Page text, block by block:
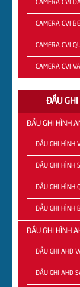
CAMERA CVI
CAMERA CVI
CAMERA CVI
CAMERA CVI
ĐẦU
ĐẦU GHI HÌNH
ĐẦU GHI HÌNH
ĐẦU GHI HÌNH
ĐẦU GHI HÌNH
ĐẦU GHI HÌNH
ĐẦU GHI HÌNH
ĐẦU GHI AHD
ĐẦU GHI AHD